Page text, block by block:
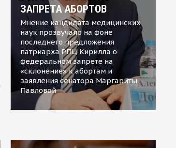
ЗАПРЕТА АБОРТОВ
Мнение кандидата медицинских
наук прозвучало на фоне
последнего предложения
патриарха РПЦ Кирилла о
федеральном запрете на
«склонение» к абортам и
заявления сенатора Маргариты
Павловой